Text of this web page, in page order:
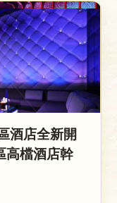
酒店全新開
高檔酒店幹